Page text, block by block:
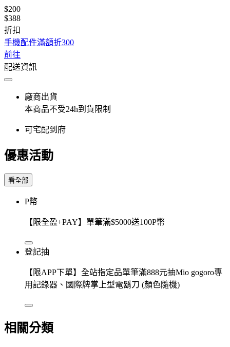
$200
$388
折扣
手機配件滿額折300
前往
配送資訊
廠商出貨
本商品不受24h到貨限制
可宅配到府
優惠活動
看全部
P幣
【限全盈+PAY】單筆滿$5000送100P幣
登記抽
【限APP下單】全站指定品單筆滿888元抽Mio gogoro專
用記錄器、國際牌掌上型電鬍刀 (顏色隨機)
相關分類